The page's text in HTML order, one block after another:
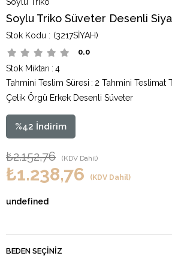
Soylu Triko Süveter Desenli
(3217SİYAH)
0.0
Stok Miktarı : 4
Tahmini Teslim Süresi : 2 Tahmini Teslimat
Çelik Örgü Erkek Desenli Süveter
%42 İndirim
₺2.152,76 (KDV Dahil)
₺1.238,76 (KDV Dahil)
undefined
BEDEN SEÇINIZ